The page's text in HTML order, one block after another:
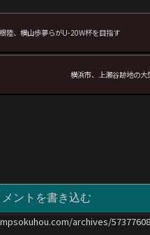
陸、横山歩夢らがU-20W杯を目指す
横浜市、上瀬谷跡地の
メントを書き込む
archives/